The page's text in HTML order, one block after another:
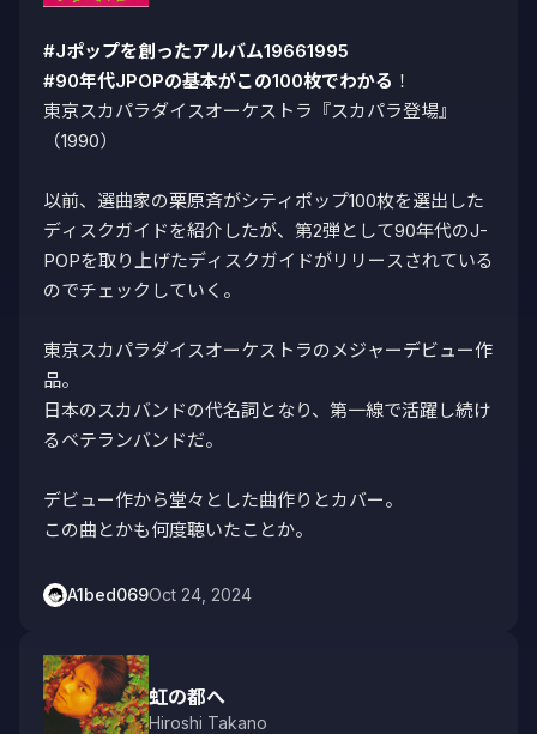
#Jポップを創ったアルバム19661995
#90年代JPOPの基本がこの100枚でわかる ！
東京スカパラダイスオーケストラ『スカパラ登場』
（1990）
以前、選曲家の栗原斉がシティポップ100枚を選出した
ディスクガイドを紹介したが、第2弾として90年代のJ-
POPを取り上げたディスクガイドがリリースされている
のでチェックしていく。
東京スカパラダイスオーケストラのメジャーデビュー作
品。
日本のスカバンドの代名詞となり、第一線で活躍し続け
るベテランバンドだ。
デビュー作から堂々とした曲作りとカバー。
この曲とかも何度聴いたことか。
A1bed069Oct 24, 2024
虹の都へ
Hiroshi Takano